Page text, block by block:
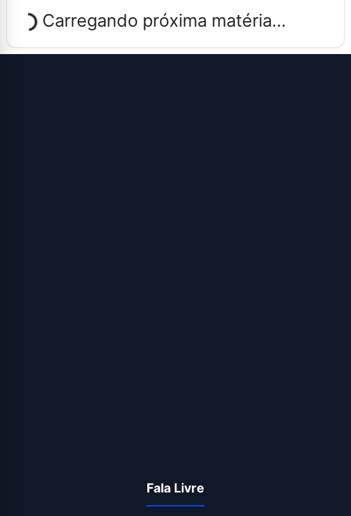
Carregando próxima matéria...
Fala Livre